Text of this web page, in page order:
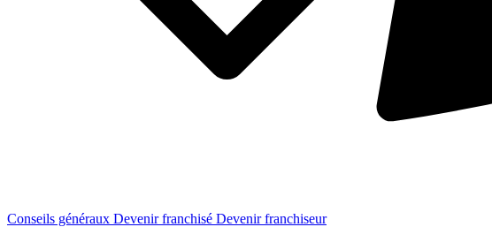
Conseils généraux Devenir franchisé Devenir franchiseur